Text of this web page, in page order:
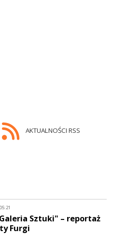
AKTUALNOŚCI RSS
Sztuki" – reportaż
Furgi